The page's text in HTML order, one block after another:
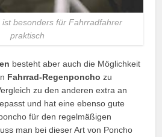
besonders für Fahrradfahrer
praktisch
besteht aber auch die Möglichkeit
Fahrrad-Regenponcho zu
zu den anderen extra an
und hat eine ebenso gute
für den regelmäßigen
man bei dieser Art von Poncho